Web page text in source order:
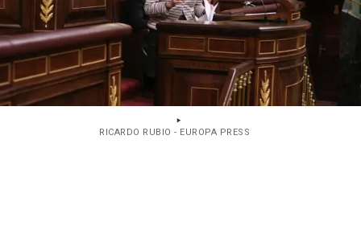
RICARDO RUBIO - EUROPA PRESS